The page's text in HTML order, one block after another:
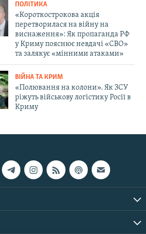
ПОЛІТИКА
«Короткострокова акція
перетворилася на війну на
виснаження»: Як пропаганда РФ
у Криму пояснює невдачі «СВО»
та залякує «мінними атаками»
ВІЙНА ТА КРИМ
«Полювання на колони». Як ЗСУ
ріжуть військову логістику Росії в
Криму